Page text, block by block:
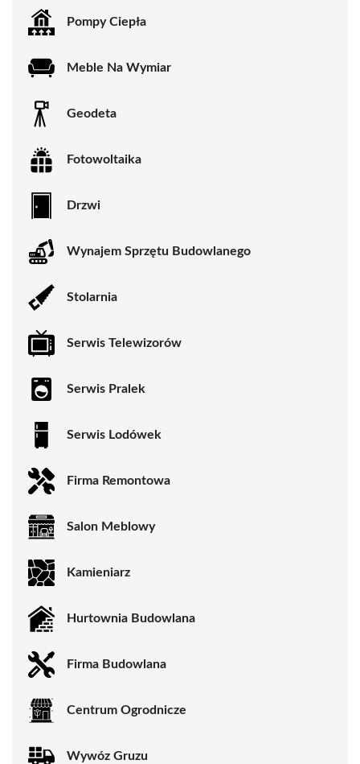
Pompy Ciepła
Meble Na Wymiar
Geodeta
Fotowoltaika
Drzwi
Wynajem Sprzętu Budowlanego
Stolarnia
Serwis Telewizorów
Serwis Pralek
Serwis Lodówek
Firma Remontowa
Salon Meblowy
Kamieniarz
Hurtownia Budowlana
Firma Budowlana
Centrum Ogrodnicze
Wywóz Gruzu